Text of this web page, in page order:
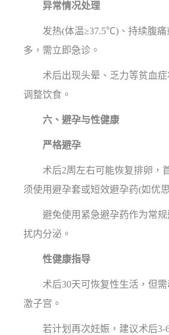
异常情况处理
发热(体温≥37.5℃)、持续腹痛
多，需立即急诊。
术后出现头晕、乏力等贫血症
调整饮食。
六、避孕与性健康
严格避孕
术后2周左右可能恢复排卵，
须使用避孕套或短效避孕药(如优
避免使用紧急避孕药作为常规
扰内分泌。
性健康指导
术后30天可恢复性生活，但需
激子宫。
若计划再次妊娠，建议术后3-6